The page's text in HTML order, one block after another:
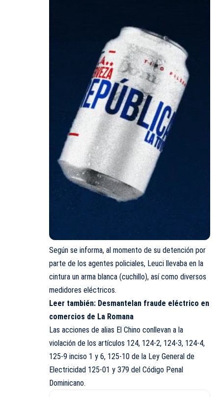
Según se informa, al momento de su detención por
parte de los agentes policiales, Leuci llevaba en la
cintura un arma blanca (cuchillo), así como diversos
medidores eléctricos.
Leer también: Desmantelan fraude eléctrico en
comercios de La Romana
Las acciones de alias El Chino conllevan a la
violación de los artículos 124, 124-2, 124-3, 124-4,
125-9 inciso 1 y 6, 125-10 de la Ley General de
Electricidad 125-01 y 379 del Código Penal
Dominicano.